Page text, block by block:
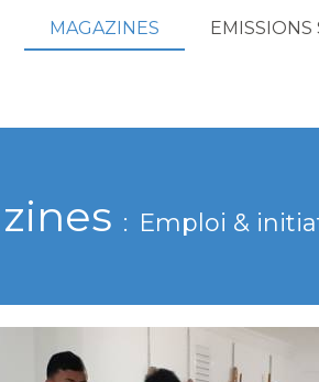
MAGAZINES EMISSIONS
Emploi &